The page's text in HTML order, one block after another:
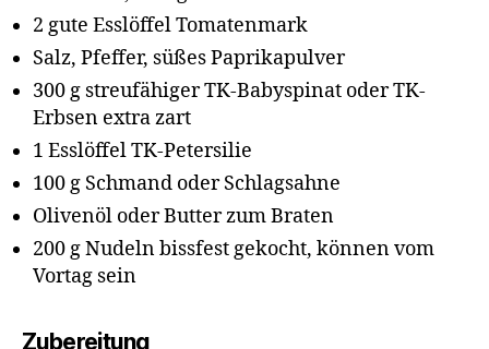
2 gute Esslöffel Tomatenmark
Salz, Pfeffer, süßes Paprikapulver
300 g streufähiger TK-Babyspinat oder TK-
Erbsen extra zart
1 Esslöffel TK-Petersilie
100 g Schmand oder Schlagsahne
Olivenöl oder Butter zum Braten
200 g Nudeln bissfest gekocht, können vom
Vortag sein
Zubereitung